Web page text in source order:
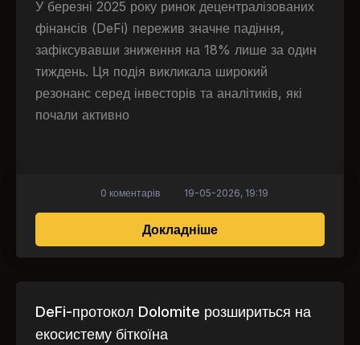
У березні 2025 року ринок децентралізованих
фінансів (DeFi) пережив значне падіння,
зафіксувавши зниження на 18% лише за один
тиждень. Ця подія викликала широкий
резонанс серед інвесторів та аналітиків, які
почали активно
Докладнішепро Ринок DeFi впав
0 коментарів 19-05-2026, 19:19
DeFi-протокол Dolomite розшириться на
екосистему біткоїна